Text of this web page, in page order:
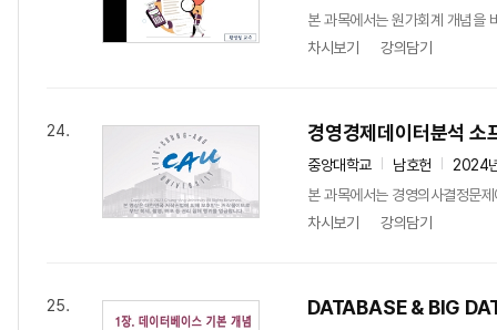
본 과목에서는 원가회계 개념을
차시보기
강의담기
24. 경영경제데이터분석 소
중앙대학교 남호헌
2024
본 과목에서는 경영의사결정문
차시보기
강의담기
25. DATABASE & BIG